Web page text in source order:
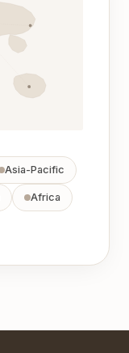
Asia-Pacific
Africa